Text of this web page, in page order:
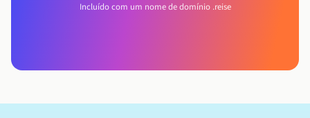
Incluído com um nome de domínio .reise